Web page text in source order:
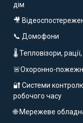
дім
🎥
📞 Домофони
🌡 Тепловізори,
🚨Охоронно-
🔐 Системи
робочого часу
🌐 Мережеве